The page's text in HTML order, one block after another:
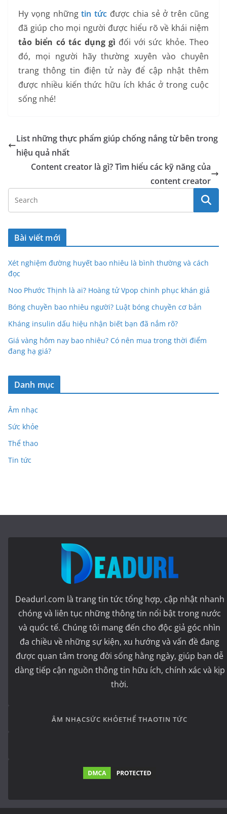
Hy vọng nhữngtin tức được chia sẻ ở trên cũng
đã giúp cho mọi người được hiểu rõ về khái niệm
tảo biển có tác dụng gì đối với sức khỏe. Theo
đó, mọi người hãy thường xuyên vào chuyên
trang thông tin điện tử này để cập nhật thêm
được nhiều kiến thức hữu ích khác ở trong cuộc
sống nhé!
List những thực phẩm giúp chống nắng từ bên trong
hiệu quả nhất
Content creator là gì? Tìm hiểu các kỹ năng của
content creator
Bài viết mới
Xét nghiệm đường huyết bao nhiêu là bình thường và cách
đọc
Noo Phước Thịnh là ai? Hoàng tử Vpop chinh phục khán giả
Bóng chuyền bao nhiêu người? Luật bóng chuyền cơ bản
Kháng insulin dấu hiệu nhận biết bạn đã nắm rõ?
Giá vàng hôm nay bao nhiêu? Có nên mua trong thời điểm
đang hạ giá?
Danh mục
Âm nhạc
Sức khỏe
Thể thao
Tin tức
Deadurl.com là trang tin tức tổng hợp, cập nhật nhanh
chóng và liên tục những thông tin nổi bật trong nước
và quốc tế. Chúng tôi mang đến cho độc giả góc nhìn
đa chiều về những sự kiện, xu hướng và vấn đề đang
được quan tâm trong đời sống hằng ngày, giúp bạn dễ
dàng tiếp cận nguồn thông tin hữu ích, chính xác và kịp
thời.
ÂM NHẠCSỨC KHỎETHỂ THAOTIN TỨC